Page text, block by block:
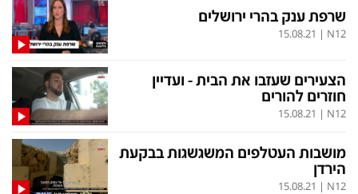
פוליטי
מילה ביום
כלכלה
מונדיאל
English Edition
ערב טוב עם גיא פינס
נסיעות
12+
שרפת ענק בהרי ירושלים
N12
|
15.08.21
הצעירים שעזבו את הבית - ועדיין
חוזרים להורים
N12
|
15.08.21
מושבות העטלפים המשגשגות בבקעת
הירדן
N12
|
15.08.21